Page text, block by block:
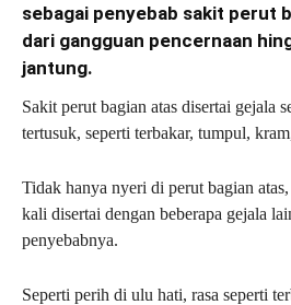
sebagai penyebab sakit perut
dari gangguan pencernaan
jantung.
Sakit perut bagian atas disertai gejala
tertusuk, seperti terbakar, tumpul,
Tidak hanya nyeri di perut bagian
kali disertai dengan beberapa gejala
penyebabnya.
Seperti perih di ulu hati, rasa seperti